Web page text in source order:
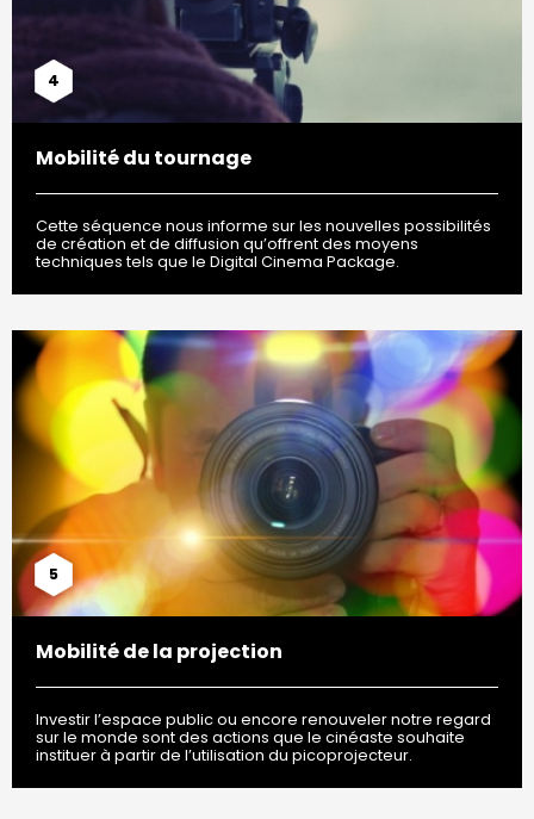
4
Mobilité du tournage
Cette séquence nous informe sur les nouvelles possibilités
de création et de diffusion qu’offrent des moyens
techniques tels que le Digital Cinema Package.
5
Mobilité de la projection
Investir l’espace public ou encore renouveler notre regard
sur le monde sont des actions que le cinéaste souhaite
instituer à partir de l’utilisation du picoprojecteur.